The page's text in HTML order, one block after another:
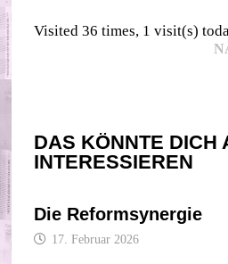
Visited 36 times, 1 visit(s)
DAS KÖNNTE DICH
INTERESSIEREN
Die Reformsynergie
17. Februar 2026